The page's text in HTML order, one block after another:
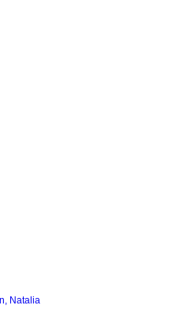
Natalia